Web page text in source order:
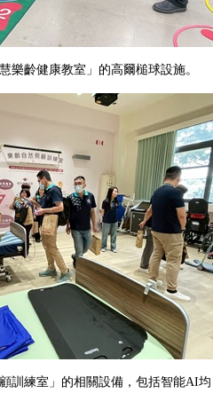
樂齡健康教室」的高爾槌球設施。
訓練室」的相關設備，包括智能AI均